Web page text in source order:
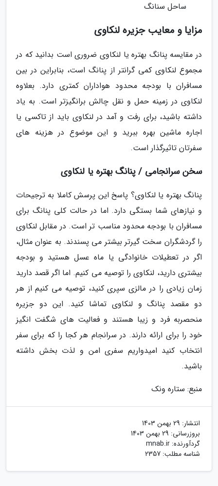
ساحل سنانگ
مزایا و معایب جزیره لنکاوی
در مقایسه پنانگ بهتره یا لنکاوی ضروری است بدانید که در
مجموع لنکاوی کمی گرانتر از پنانگ است، بنابراین در بین
مسافران با بودجه محدود هواداران کمتری دارد. بعلاوه
لنکاوی در زمینه حمل و نقل چالش برانگیزتر است. به یاد
داشته باشید، برای رفت و آمد در لنکاوی باید از تاکسی یا
اجاره ماشین بهره ببرید و این موضوع در هزینه های
سفرتان تاثیرگذار است.
سخن سرانجامی / پنانگ بهتره یا لنکاوی
پنانگ بهتره یا لنکاوی؟ پاسخ این پرسش کاملا به ترجیحات
و نیازهای شما بستگی دارد. اما در حالت کلی پنانگ برای
مسافران با بودجه محدود مناسب تر است. در مقابل لنکاوی
را گردشگران سخت گیرتر بیشتر می پسندند. به عنوان مثال،
اگر در تعطیلات خانوادگی یا ماه عسل هستید و بودجه
بیشتری دارید، لنکاوی را توصیه می کنیم. اما اگر قصد دارید
زمان زیادی را در مالزی سپری کنید، توصیه می کنیم از هر
دو مقصد پنانگ و لنکاوی تماشا کنید. این دو جزیره
منحصربه فرد و زیبا هستند و فعالیت های شگفت انگیز
خود را برای ارائه دارند. در سرانجام هر کجا را که برای سفر
انتخاب کنید امیدواریم سفری امن و لذت بخش داشته
باشید.
منبع: ستاره ونک
انتشار: 29 بهمن 1403
بروزرسانی: 29 بهمن 1403
گردآورنده: mnab.ir
شناسه مطلب: 2357